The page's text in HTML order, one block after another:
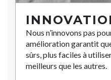
Nous n’innovons pas
amélioration garantit
sûrs, plus faciles à
meilleurs que les autres.